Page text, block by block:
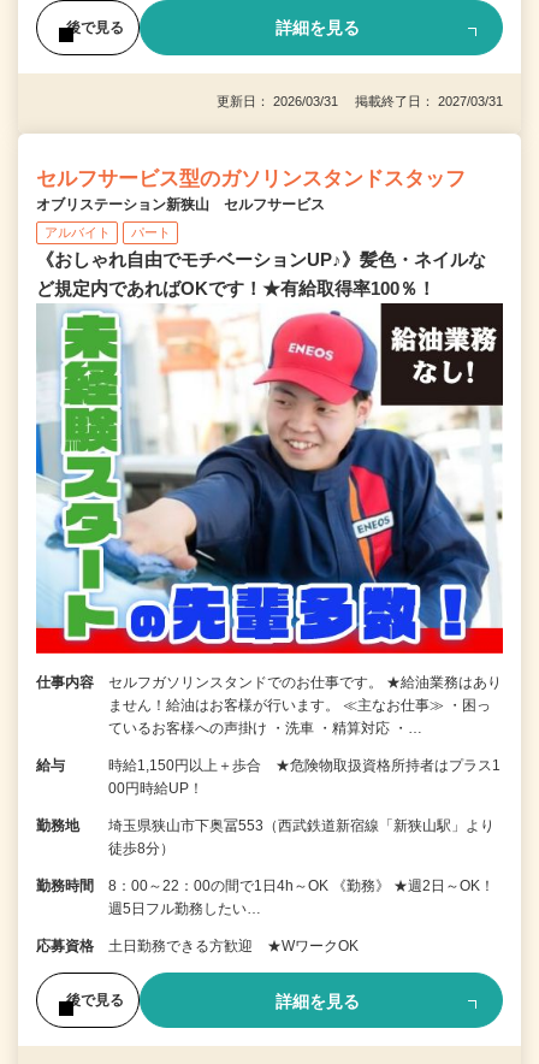
後で見る 詳細を見る
更新日： 2026/03/31 掲載終了日： 2027/03/31
セルフサービス型のガソリンスタンドスタッフ
オブリステーション新狭山 セルフサービス
アルバイト パート
《おしゃれ自由でモチベーションUP♪》髪色・ネイルな
ど規定内であればOKです！★有給取得率100％！
仕事内容
セルフガソリンスタンドでのお仕事です。 ★給油業務はあり
ません！給油はお客様が行います。 ≪主なお仕事≫ ・困っ
ているお客様への声掛け ・洗車 ・精算対応 ・…
給与
時給1,150円以上＋歩合 ★危険物取扱資格所持者はプラス1
00円時給UP！
勤務地
埼玉県狭山市下奥冨553（西武鉄道新宿線「新狭山駅」より
徒歩8分）
勤務時間
8：00～22：00の間で1日4h～OK 《勤務》 ★週2日～OK！
週5日フル勤務したい…
応募資格 土日勤務できる方歓迎 ★WワークOK
後で見る 詳細を見る